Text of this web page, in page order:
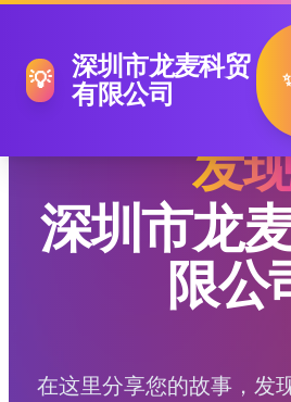
💡
深圳市龙麦科贸
有限公司
发
深圳市龙
限公
在这里分享您的故事，发